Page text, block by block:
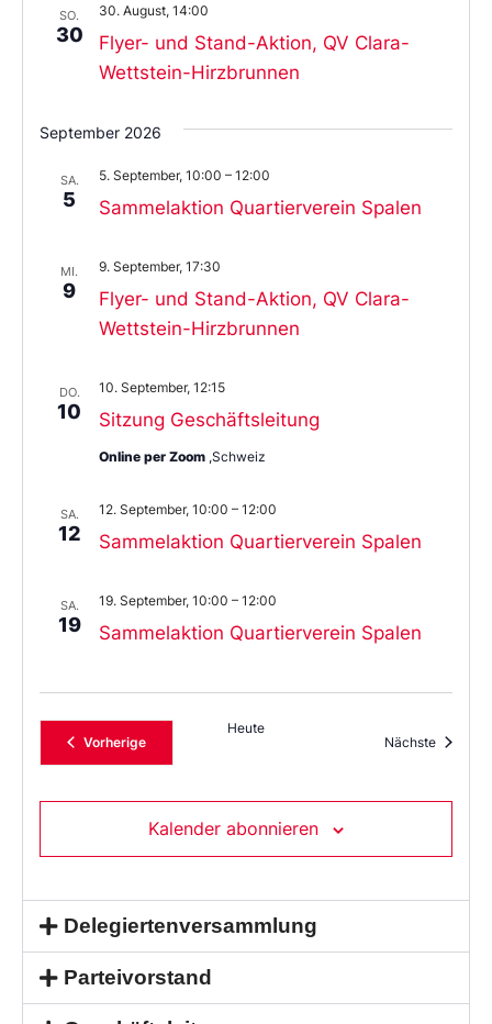
SO.
30
Flyer- und Stand-Aktion, QV Clara-
Wettstein-Hirzbrunnen
30. August, 14:00
September 2026
SA.
5 Sammelaktion Quartierverein Spalen
5. September, 10:00 – 12:00
MI.
9
Flyer- und Stand-Aktion, QV Clara-
Wettstein-Hirzbrunnen
9. September, 17:30
DO.
10 Sitzung Geschäftsleitung
10. September, 12:15
Online per Zoom ,Schweiz
SA.
12 Sammelaktion Quartierverein Spalen
12. September, 10:00 – 12:00
SA.
19 Sammelaktion Quartierverein Spalen
19. September, 10:00 – 12:00
VorherigeVeranstaltungen
Heute
Nächste
Kalender abonnieren
Delegiertenversammlung
Parteivorstand